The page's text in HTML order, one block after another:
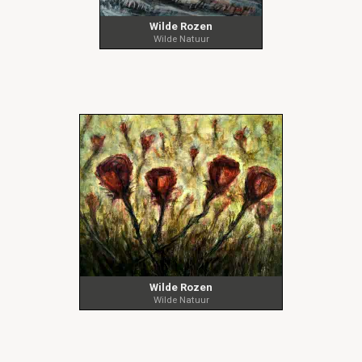
Wilde Rozen
Wilde Natuur
Wilde Rozen
Wilde Natuur